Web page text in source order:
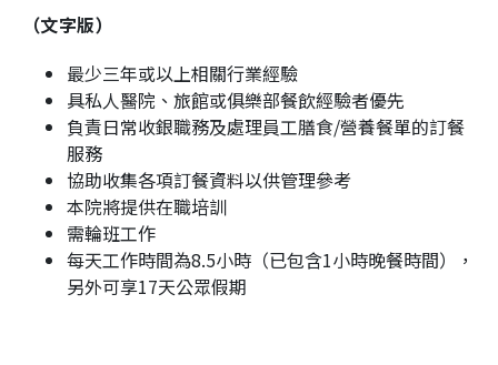
（文字版）
最少三年或以上相關行業經驗
具私人醫院、旅館或俱樂部餐飲經驗者優先
負責日常收銀職務及處理員工膳食/營養餐單的訂餐
服務
協助收集各項訂餐資料以供管理參考
本院將提供在職培訓
需輪班工作
每天工作時間為8.5小時（已包含1小時晚餐時間），
另外可享17天公眾假期